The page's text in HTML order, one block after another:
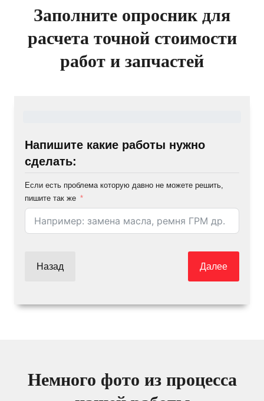
Заполните опросник для
расчета точной стоимости
работ и запчастей
Напишите какие работы нужно
сделать:
Если есть проблема которую давно не можете решить,
пишите так же
Назад Далее
Немного фото из процесса